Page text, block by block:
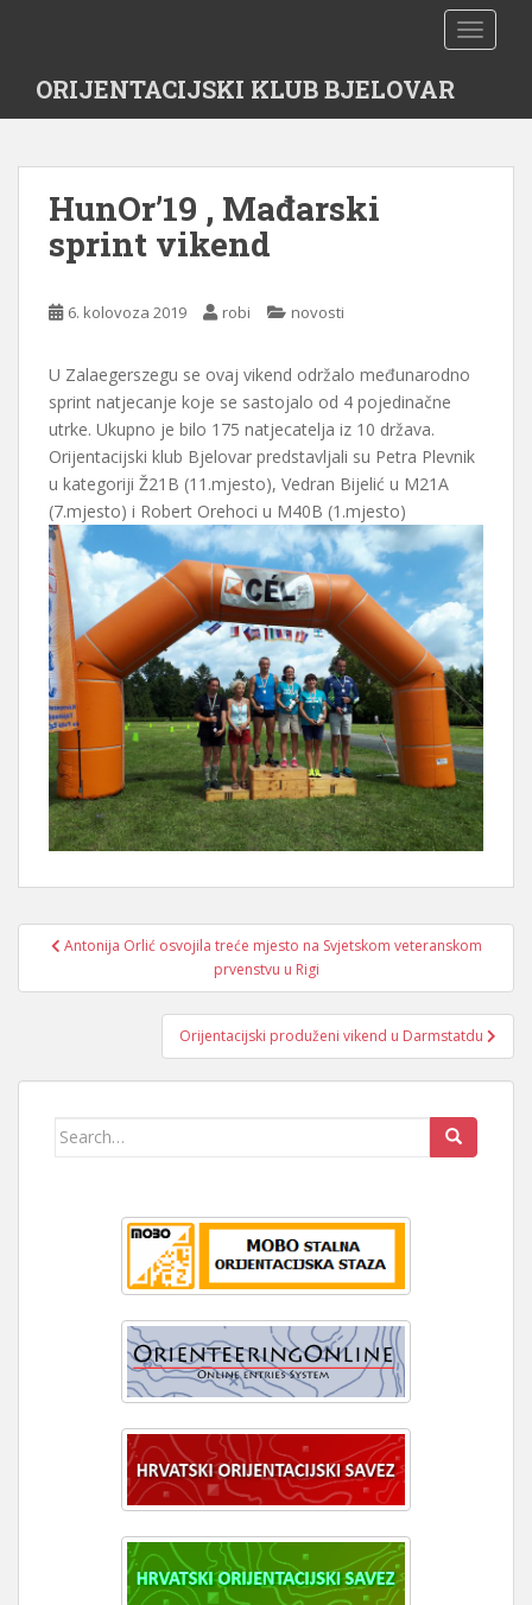
t
ORIJENTACIJSKI KLUB BJELOVAR
HunOr’19 , Mađarski
sprint vikend
6. kolovoza 2019 robi novosti
U Zalaegerszegu se ovaj vikend održalo međunarodno
sprint natjecanje koje se sastojalo od 4 pojedinačne
utrke. Ukupno je bilo 175 natjecatelja iz 10 država.
Orijentacijski klub Bjelovar predstavljali su Petra Plevnik
u kategoriji Ž21B (11.mjesto), Vedran Bijelić u M21A
(7.mjesto) i Robert Orehoci u M40B (1.mjesto)
Navigacija
Antonija Orlić osvojila treće mjesto na Svjetskom veteranskom
prvenstvu u Rigi
Orijentacijski produženi vikend u Darmstatdu
Search